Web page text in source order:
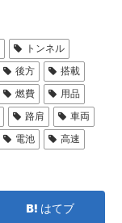
トンネル
後方
搭載
燃費
用品
路肩
車両
電池 高速
はてブ